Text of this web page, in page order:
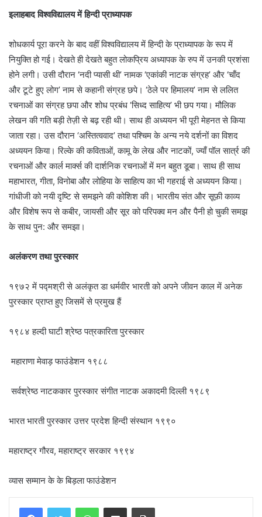
इलाहबाद विश्वविद्यालय में हिन्दी प्राध्यापक
शोधकार्य पूरा करने के बाद वहीं विश्वविद्यालय में हिन्दी के प्राध्यापक के रूप में
नियुक्ति हो गई। देखते ही देखते बहुत लोकप्रिय अध्यापक के रुप में उनकी प्रशंसा
होने लगी। उसी दौरान ‘नदी प्यासी थी’ नामक ‘एकांकी नाटक संग्रह’ और ‘चाँद
और टूटे हुए लोग’ नाम से कहानी संग्रह छपे। ‘ठेले पर हिमालय’ नाम से ललित
रचनाओं का संग्रह छपा और शोध प्रबंध ‘सिध्द साहित्य’ भी छप गया। मौलिक
लेखन की गति बड़ी तेज़ी से बढ़ रही थी। साथ ही अध्ययन भी पूरी मेहनत से किया
जाता रहा। उस दौरान ‘अस्तित्ववाद’ तथा पश्चिम के अन्य नये दर्शनों का विशद
अध्ययन किया। रिल्के की कविताओं, कामू के लेख और नाटकों, ज्याँ पॉल सार्त्र की
रचनाओं और कार्ल मार्क्स की दार्शनिक रचनाओं में मन बहुत डूबा। साथ ही साथ
महाभारत, गीता, विनोबा और लोहिया के साहित्य का भी गहराई से अध्ययन किया।
गांधीजी को नयी दृष्टि से समझने की कोशिश की। भारतीय संत और सूफ़ी काव्य
और विशेष रूप से कबीर, जायसी और सूर को परिपक्व मन और पैनी हो चुकी समझ
के साथ पुन: और समझा।
अलंकरण तथा पुरस्कार
१९७२ में पद्मश्री से अलंकृत डा धर्मवीर भारती को अपने जीवन काल में अनेक
पुरस्कार प्राप्त हुए जिसमें से प्रमुख हैं
१९८४ हल्दी घाटी श्रेष्ठ पत्रकारिता पुरस्कार
महाराणा मेवाड़ फाउंडेशन १९८८
सर्वश्रेष्ठ नाटककार पुरस्कार संगीत नाटक अकादमी दिल्ली १९८९
भारत भारती पुरस्कार उत्तर प्रदेश हिन्दी संस्थान १९९०
महाराष्ट्र गौरव, महाराष्ट्र सरकार १९९४
व्यास सम्मान के के बिड़ला फाउंडेशन
WhatsApp
Share via Email Print